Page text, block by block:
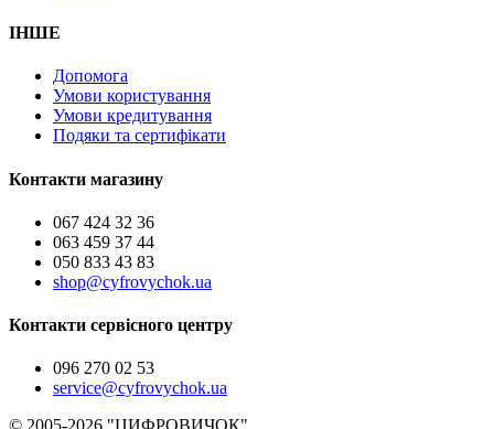
ІНШЕ
Допомога
Умови користування
Умови кредитування
Подяки та сертифікати
Контакти магазину
067 424 32 36
063 459 37 44
050 833 43 83
shop@cyfrovychok.ua
Контакти сервісного центру
096 270 02 53
service@cyfrovychok.ua